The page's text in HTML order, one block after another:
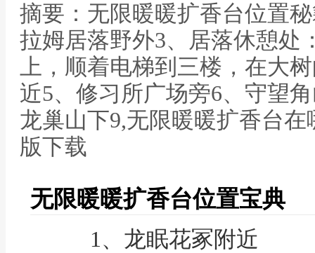
摘要：无限暖暖扩香台位置
拉姆居落野外3、居落休憩处
上，顺着电梯到三楼，在大
近5、修习所广场旁6、守望
龙巢山下9,无限暖暖扩香台
版下载
无限暖暖扩香台位置宝典
1、龙眠花冢附近